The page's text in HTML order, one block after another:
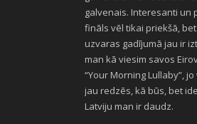
galvenais. Interesanti un
fināls vēl tikai priekšā,
uzvaras gadījumā jau ir
man kā viesim savos
“Your Morning Lullaby”,
jau redzēs, kā būs, bet
Latviju man ir daudz.